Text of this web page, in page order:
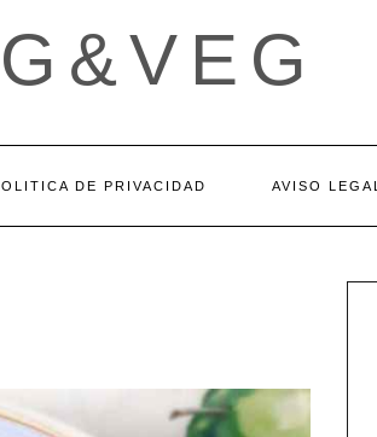
DE PRIVACIDAD AVISO LEGAL